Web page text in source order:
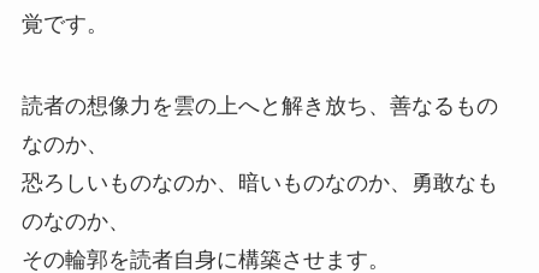
覚です。
読者の想像力を雲の上へと解き放ち、善なるもの
なのか、
恐ろしいものなのか、暗いものなのか、勇敢なも
のなのか、
その輪郭を読者自身に構築させます。